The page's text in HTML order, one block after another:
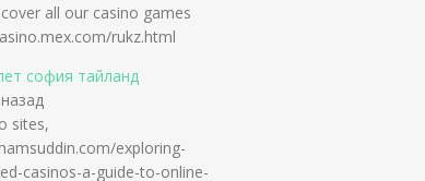
all our casino games
rukz.html
софия тайланд
назад
sites,
exploring-
casinos-a-guide-to-online-